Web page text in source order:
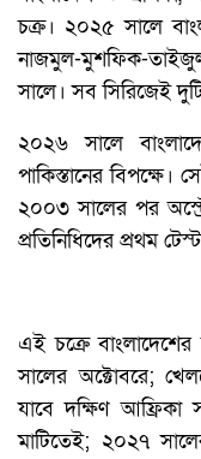
চক্র। ২০২৫ সালে
নাজমুল-মুশফিক-
সালে। সব সিরিজেই
২০২৬ সালে
পাকিস্তানের বিপক্ষে।
২০০৩ সালের পর
প্রতিনিধিদের প্রথম
এই চক্রে
সালের অক্টোবরে;
যাবে দক্ষিণ আফ্রিকা
মাটিতেই; ২০২৭